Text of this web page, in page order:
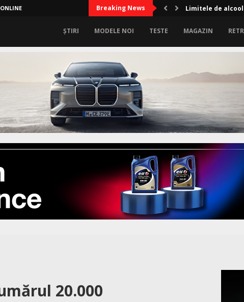
Breaking News Limitele de
ȘTIRI MODELE NOI TESTE MAGAZIN
20.000